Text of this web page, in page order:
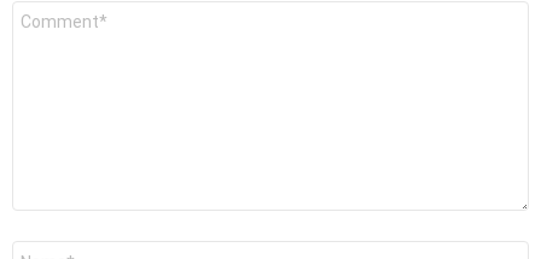
Commento